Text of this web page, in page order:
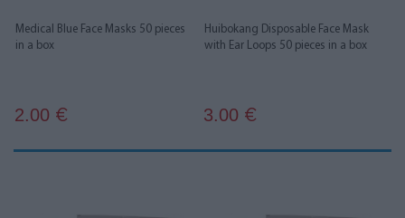
Medical Blue Face Masks 50 pieces
in a box
2.00 €
Huibokang Disposable Face Mask
with Ear Loops 50 pieces in a box
3.00 €